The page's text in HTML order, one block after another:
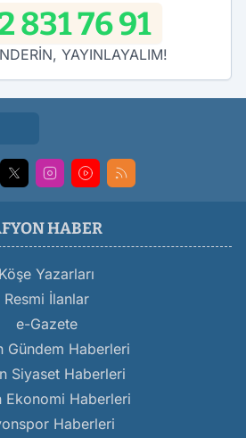
831 76 91
YAYINLAYALIM!
HABER
Köşe Yazarları
Resmi İlanlar
e-Gazete
Gündem Haberleri
Siyaset Haberleri
Ekonomi Haberleri
Haberleri